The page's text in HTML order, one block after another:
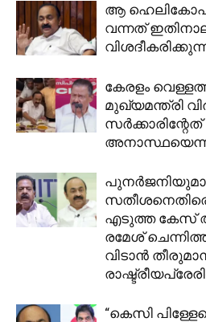
ആ
വന്നത്
കേരളം
മുഖ്യമന്ത്രി
അനാസ്ഥയെന്ന്
എടുത്ത കേസ്
രമേശ്
വിടാന്‍
“കെസി